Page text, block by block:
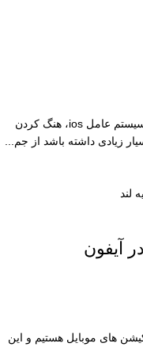
یکی از مشکلات رایج در کاربران علاقه مند به سیستم عامل ios، هنگ کردن
زیادی داشته باشد از جم...
آیفون
های موبایل هستیم و این